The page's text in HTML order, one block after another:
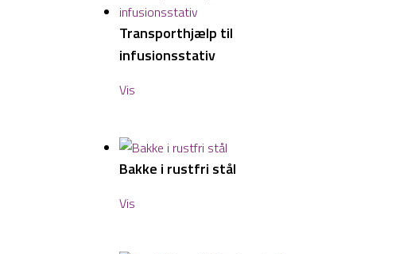
Transporthjælp til
infusionsstativ
Vis
Bakke i rustfri stål
Vis